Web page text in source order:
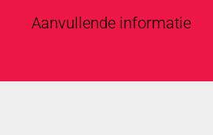
Aanvullende informatie